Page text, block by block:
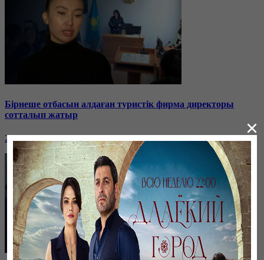
Бірнеше отбасын алдаған туристік фирма директоры
сотталып жатыр
26 января, 19:36 ×